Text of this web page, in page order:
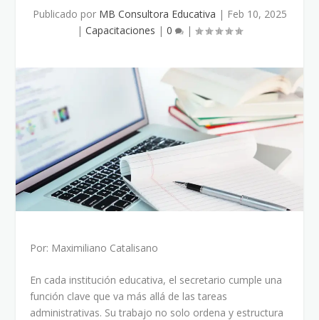
Publicado por MB Consultora Educativa | Feb 10, 2025
| Capacitaciones | 0 |
Por: Maximiliano Catalisano
En cada institución educativa, el secretario cumple una
función clave que va más allá de las tareas
administrativas. Su trabajo no solo ordena y estructura